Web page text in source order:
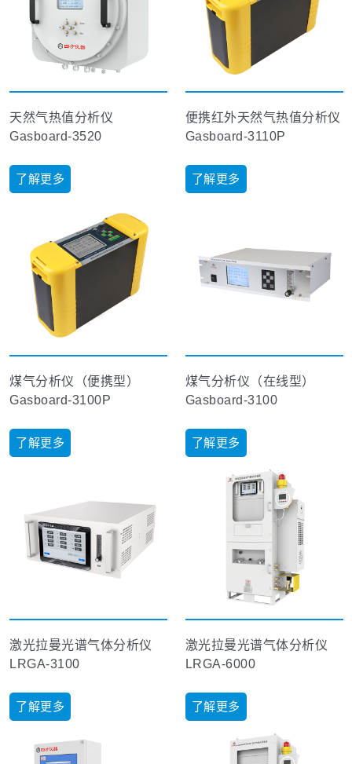
天然气热值分析仪
Gasboard-3520
了解更多
便携红外天然气热值分析仪
Gasboard-3110P
了解更多
煤气分析仪（便携型）
Gasboard-3100P
了解更多
煤气分析仪（在线型）
Gasboard-3100
了解更多
激光拉曼光谱气体分析仪
LRGA-3100
了解更多
激光拉曼光谱气体分析仪
LRGA-6000
了解更多